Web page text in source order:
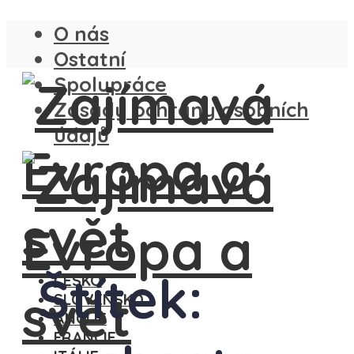
O nás
Ostatní
Spolupráce
Zásady ochrany osobních
údajů
ČESKO
SLOVENSKO
ANGLIE
FRANCIE
Štítek: